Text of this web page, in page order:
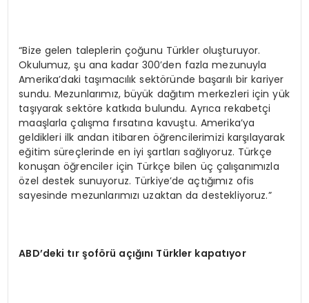
“Bize gelen taleplerin çoğunu Türkler oluşturuyor.
Okulumuz, şu ana kadar 300’den fazla mezunuyla
Amerika’daki taşımacılık sektöründe başarılı bir kariyer
sundu. Mezunlarımız, büyük dağıtım merkezleri için yük
taşıyarak sektöre katkıda bulundu. Ayrıca rekabetçi
maaşlarla çalışma fırsatına kavuştu. Amerika’ya
geldikleri ilk andan itibaren öğrencilerimizi karşılayarak
eğitim süreçlerinde en iyi şartları sağlıyoruz. Türkçe
konuşan öğrenciler için Türkçe bilen üç çalışanımızla
özel destek sunuyoruz. Türkiye’de açtığımız ofis
sayesinde mezunlarımızı uzaktan da destekliyoruz.”
ABD’deki tır şoförü açığını Türkler kapatıyor